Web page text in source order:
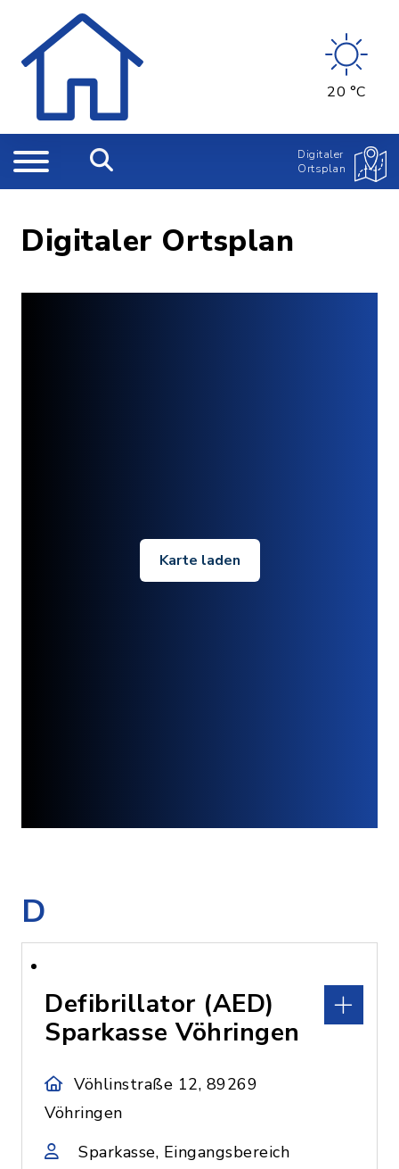
20 °C
Digitaler
Ortsplan
Digitaler Ortsplan
Karte laden
D
Defibrillator (AED)
Sparkasse Vöhringen
Vöhlinstraße 12, 89269
Vöhringen
Sparkasse, Eingangsbereich